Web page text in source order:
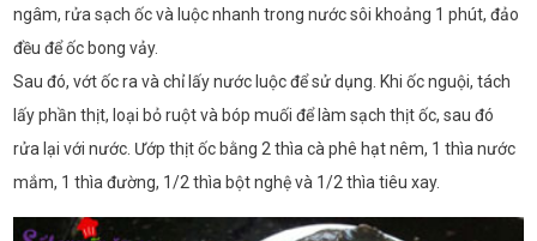
ngâm, rửa sạch ốc và luộc nhanh trong nước sôi khoảng 1 phút, đảo
đều để ốc bong vảy.
Sau đó, vớt ốc ra và chỉ lấy nước luộc để sử dụng. Khi ốc nguội, tách
lấy phần thịt, loại bỏ ruột và bóp muối để làm sạch thịt ốc, sau đó
rửa lại với nước. Ướp thịt ốc bằng 2 thìa cà phê hạt nêm, 1 thìa nước
mắm, 1 thìa đường, 1/2 thìa bột nghệ và 1/2 thìa tiêu xay.